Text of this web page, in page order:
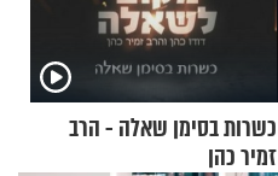
כשרות בסימן שאלה - הרב
זמיר כהן